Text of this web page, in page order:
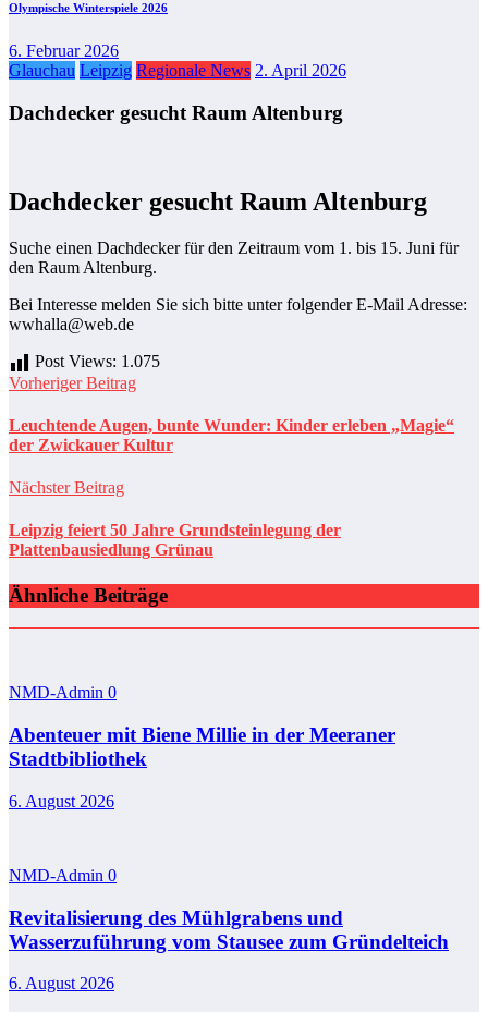
Olympische Winterspiele 2026
6. Februar 2026
Glauchau Leipzig Regionale News 2. April 2026
Dachdecker gesucht Raum Altenburg
Dachdecker gesucht Raum Altenburg
Suche einen Dachdecker für den Zeitraum vom 1. bis 15. Juni für
den Raum Altenburg.
Bei Interesse melden Sie sich bitte unter folgender E-Mail Adresse:
wwhalla@web.de
Post Views: 1.075
Vorheriger Beitrag
Leuchtende Augen, bunte Wunder: Kinder erleben „Magie“
der Zwickauer Kultur
Nächster Beitrag
Leipzig feiert 50 Jahre Grundsteinlegung der
Plattenbausiedlung Grünau
Ähnliche Beiträge
NMD-Admin 0
Abenteuer mit Biene Millie in der Meeraner
Stadtbibliothek
6. August 2026
NMD-Admin 0
Revitalisierung des Mühlgrabens und
Wasserzuführung vom Stausee zum Gründelteich
6. August 2026